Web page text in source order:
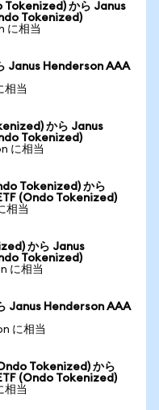
から Janus
Tokenized)
に相当
Janus Henderson AAA
相当
から Janus
Tokenized)
に相当
Tokenized) から
(Ondo Tokenized)
相当
から Janus
Tokenized)
に相当
Janus Henderson AAA
に相当
Tokenized) から
(Ondo Tokenized)
相当